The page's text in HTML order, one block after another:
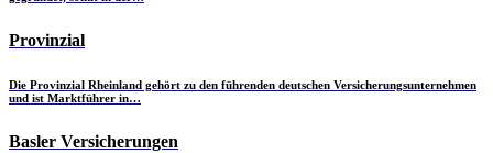
Provinzial
Die Provinzial Rheinland gehört zu den führenden deutschen Versicherungsunternehmen
und ist Marktführer in…
Basler Versicherungen